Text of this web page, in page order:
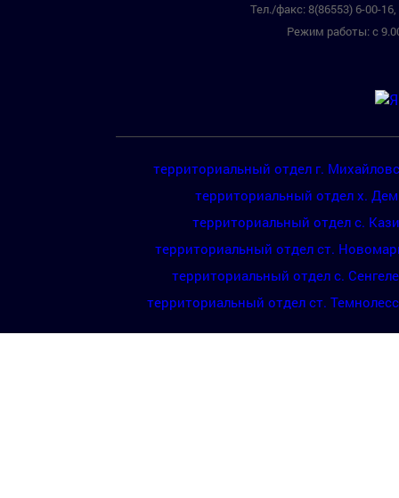
Тел./факс: 8(86553) 6-00-
Режим работы: с
территориальный отдел г.
территориальный отдел х.
территориальный отдел с.
территориальный отдел ст.
территориальный отдел с.
территориальный отдел ст.